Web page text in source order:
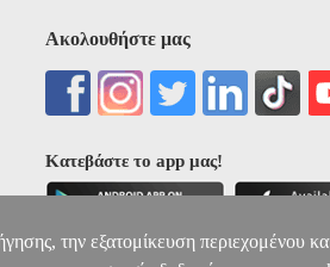
Ακολουθήστε μας
Κατεβάστε το app μας!
την εξατομίκευση περιεχομένου